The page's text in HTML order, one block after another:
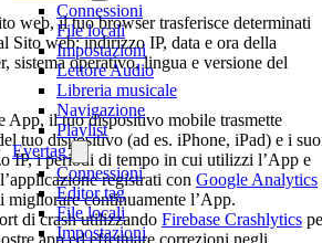
Connessioni
File locali
Impostazioni
Lettore Audio
Libreria musicale
Navigazione
Playlist
Evertag
Connessioni
Editor tag
File locali
Impostazioni
web, il tuo browser trasferisce determinati
Sito web: indirizzo IP, data e ora della
sistema operativo, lingua e versione del
App, il tuo dispositivo mobile trasmette
tuo dispositivo (ad es. iPhone, iPad) e i
IP, i periodi di tempo in cui utilizzi l’App e
registrati con Google Analytics
migliorare continuamente l’App.
di crash utilizzando Firebase Crashlytics